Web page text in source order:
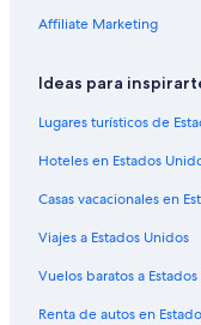
Vuelos de Washington
Vuelos de Dallas
(ORL)
Vuelos de Detroit
Vuelos de Eagle Pass
Vuelos de Newark
Affiliate Marketing
Ideas para
Lugares turísticos de
Hoteles en Estados
Casas vacacionales en
Viajes a Estados Unidos
Vuelos baratos a
Renta de autos en